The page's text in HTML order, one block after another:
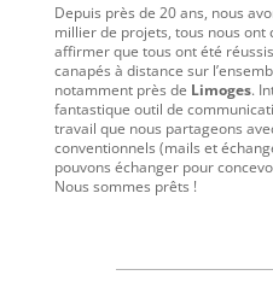
Depuis près de 20 ans, nous
millier de projets, tous nous ont
affirmer que tous ont été
canapés à distance sur
notamment près de Limoges.
fantastique outil de
travail que nous partageons
conventionnels (mails et
pouvons échanger pour
Nous sommes prêts !